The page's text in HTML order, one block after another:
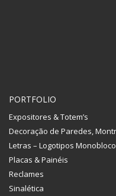
PORTFOLIO
Expositores & Totem’s
Decoração de Paredes,
Letras – Logotipos Monobloco
Placas & Painéis
Reclames
Sinalética